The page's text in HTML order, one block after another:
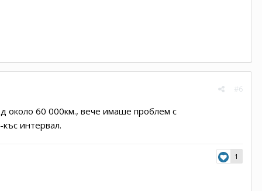
#6
около 60 000км., вече имаше проблем с
интервал.
1